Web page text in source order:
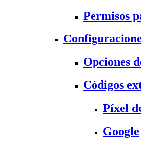
Permisos
Opciones
Códigos
Píxel
Google